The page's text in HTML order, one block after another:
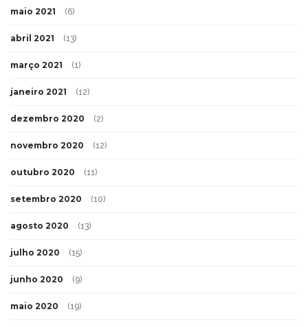
maio 2021 (6)
abril 2021 (13)
março 2021 (1)
janeiro 2021 (12)
dezembro 2020 (2)
novembro 2020 (12)
outubro 2020 (11)
setembro 2020 (10)
agosto 2020 (13)
julho 2020 (15)
junho 2020 (9)
maio 2020 (19)